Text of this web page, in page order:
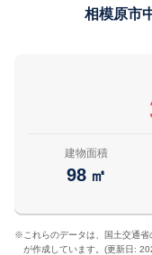
相模原市
建物面積
98 ㎡
※ これらのデータは、国土交通省
が作成しています。(更新日: